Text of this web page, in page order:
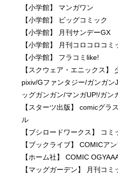
【小学館】 マンガワン
【小学館】 ビッグコミック
【小学館】 月刊サンデーGX
【小学館】 月刊コロコロコ
【小学館】 フラコミlike!
【スクウェア・エニックス】
pixiv/Gファンタジー/ガンガ
ッグガンガン/マンガUP!/ガン
【スターツ出版】 comicグラ
ル
【ブシロードワークス】 コミ
【ブックライブ】 COMICア
【ホーム社】 COMIC
【マッグガーデン】 月刊コミ